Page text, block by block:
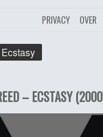
OVER
PRIVACY
Ecstasy
– ECSTASY